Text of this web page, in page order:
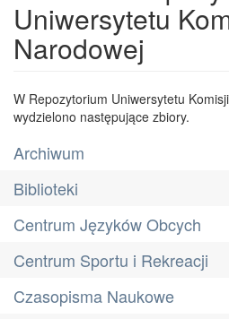
Uniwersytetu
Narodowej
W Repozytorium Uniwersytetu
wydzielono następujące zbiory.
Archiwum
Biblioteki
Centrum Języków Obcych
Centrum Sportu i Rekreacji
Czasopisma Naukowe